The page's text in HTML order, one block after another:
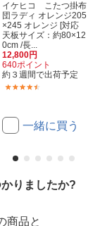
イケヒコ こたつ掛布
団ラディ オレンジ205
×245 オレンジ [対応
天板サイズ：約80×12
0cm /長...
12,800円
640ポイント
約３週間で出荷予定
一緒に買う
りましたか?
商品と